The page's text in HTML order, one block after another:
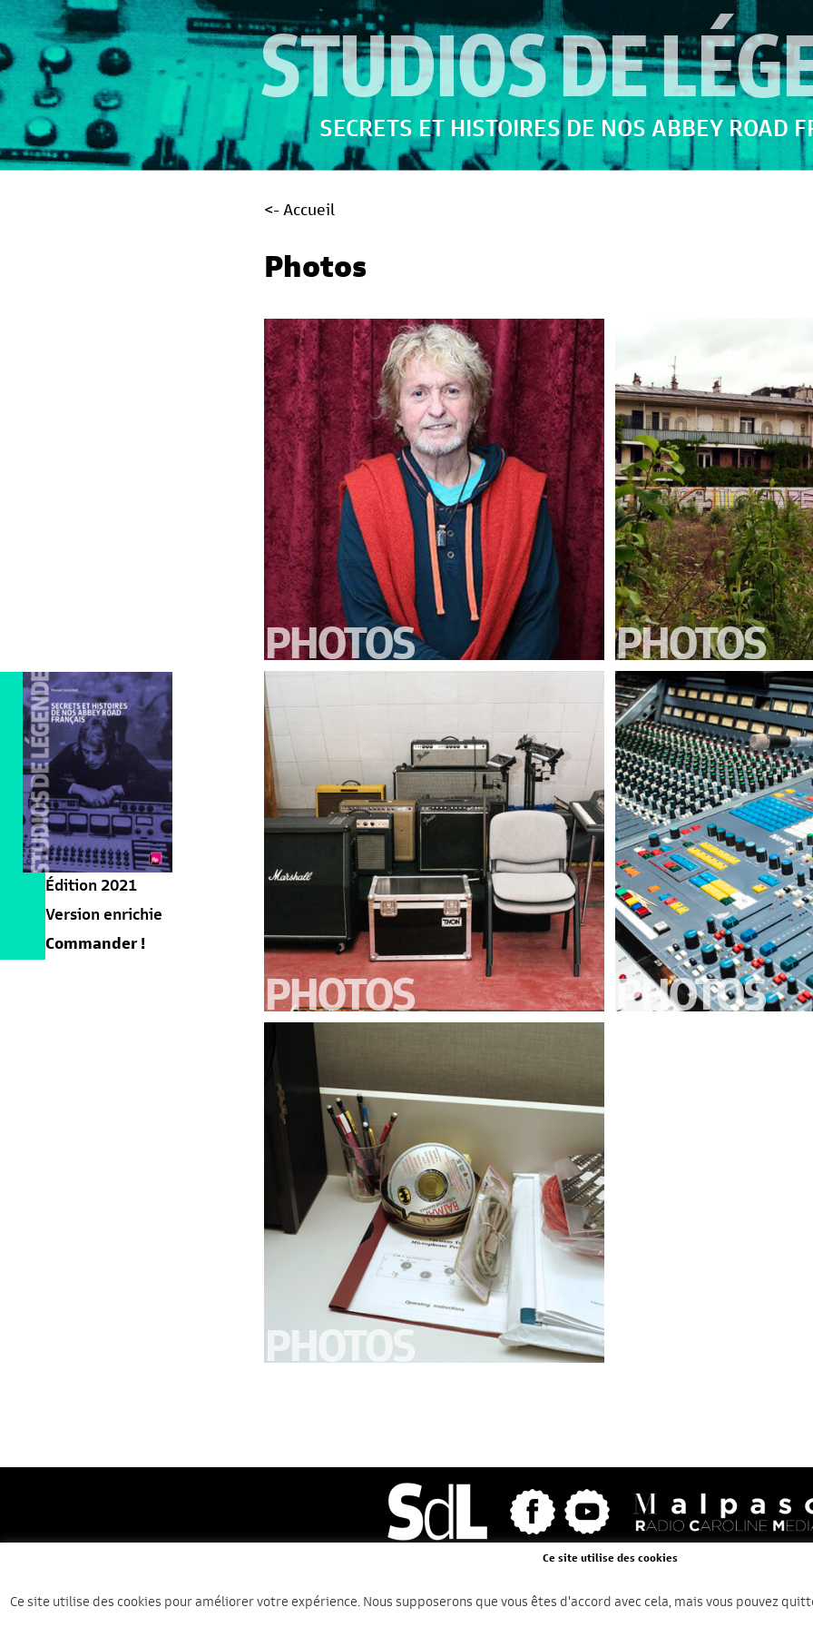
STUDIOS DE
SECRETS ET HISTOIRES DE NOS ABBEY ROAD
<- Accueil
Photos
PHOTOS
A MIRAVAL, STUDIO
D’ENREGISTREMENT
LÉGENDAIRE, QUAND
L’INGÉNIEUR ...
PHOTOS
PORTES DE
PHOTOS
LE CHÂTEAU D’HÉROUVILLE
PHOTOS
PHOTOS
Studios de légende en France © - 2026
Ce site utilise des cookies
Ce site utilise des cookies pour améliorer votre expérience. Nous supposerons que vous êtes d'accord avec cela, mais vous pouvez
Édition 2021
Version enrichie
Commander !